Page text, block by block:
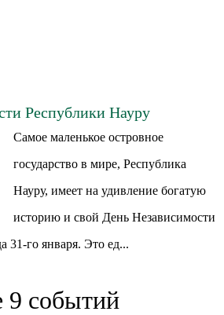
Республики Науру
Самое маленькое островное
государство в мире, Республика
Науру, имеет на удивление богатую
историю и свой День Независимости
31-го января. Это ед...
событий